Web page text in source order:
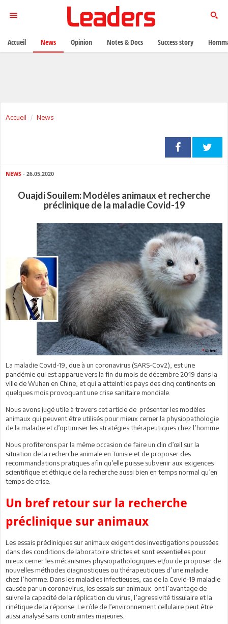
Accueil News
NEWS - 26.05.2020
Ouajdi Souilem: Modèles animaux et recherche
préclinique de la maladie Covid-19
La maladie Covid-19, due à un coronavirus (SARS-Cov2), est une
pandémie qui est apparue vers la fin du mois de décembre 2019 dans la
ville de Wuhan en Chine, et qui a atteint les pays des cinq continents en
quelques mois provoquant une crise sanitaire mondiale.
Nous avons jugé utile à travers cet article de présenter les modèles
animaux qui peuvent être utilisés pour mieux cerner la physiopathologie
de la maladie et d’optimiser les stratégies thérapeutiques chez l’homme.
Nous profiterons par la même occasion de faire un clin d’œil sur la
situation de la recherche animale en Tunisie et de proposer des
recommandations pratiques afin qu’elle puisse subvenir aux exigences
scientifique et éthique de la recherche aussi bien en temps normal qu’en
temps de crise.
Un bref retour sur la recherche
préclinique sur animaux
Les essais précliniques sur animaux exigent des investigations poussées
dans des conditions de laboratoire strictes et sont essentielles pour
mieux cerner les mécanismes physiopathologiques et/ou de proposer de
nouvelles méthodes diagnostiques ou thérapeutiques d’une maladie
chez l’homme. Dans les maladies infectieuses, cas de la Covid-19 maladie
causée par un coronavirus, les essais sur animaux ont l’avantage de
suivre la capacité de la réplication du virus, l’agressivité tissulaire et la
cinétique de la réponse. Le rôle de l’environnement cellulaire peut être
aussi analysé sans contraintes majeures.
Accueil News Opinion Notes & Docs Success story